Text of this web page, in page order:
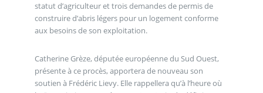
statut d’agriculteur et trois demandes de permis de
construire d’abris légers pour un logement conforme
aux besoins de son exploitation.
Catherine Grèze, députée européenne du Sud Ouest,
présente à ce procès, apportera de nouveau son
soutien à Frédéric Lievy. Elle rappellera qu’à l’heure où